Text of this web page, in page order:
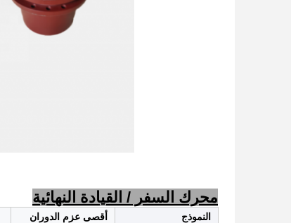
محرك السفر / القيادة النهائية
النموذج
أقصى عزم الدوران